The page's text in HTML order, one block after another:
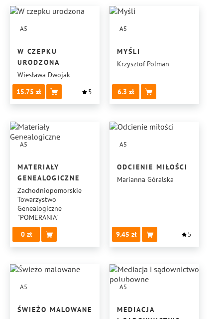
A5
W CZEPKU
URODZONA
Wiesława Dwojak
15.75
5
A5
MYŚLI
Krzysztof Polman
6.3
A5
MATERIAŁY
GENEALOGICZNE
Zachodniopomorskie
Towarzystwo
Genealogiczne
"POMERANIA"
0
A5
ODCIENIE MIŁOŚCI
Marianna Góralska
9.45 5
A5
ŚWIEŻO MALOWANE
A5
MEDIACJA